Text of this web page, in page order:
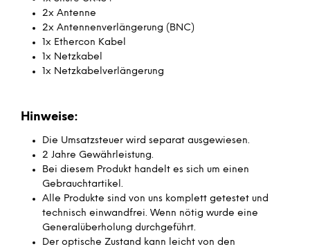
2x Antenne
2x Antennenverlängerung (BNC)
1x Ethercon Kabel
1x Netzkabel
1x Netzkabelverlängerung
Hinweise:
Die Umsatzsteuer wird separat ausgewiesen.
2 Jahre Gewährleistung.
Bei diesem Produkt handelt es sich um einen
Gebrauchtartikel.
Alle Produkte sind von uns komplett getestet und
technisch einwandfrei. Wenn nötig wurde eine
Generalüberholung durchgeführt.
Der optische Zustand kann leicht von den